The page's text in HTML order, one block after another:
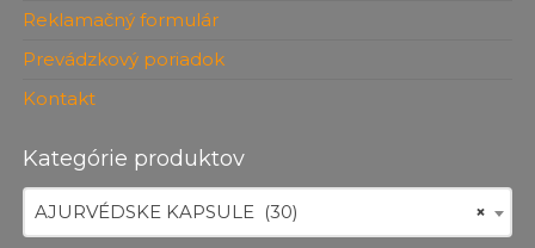
Reklamačný formulár
Prevádzkový poriadok
Kontakt
Kategórie produktov
×
AJURVÉDSKE KAPSULE (30)